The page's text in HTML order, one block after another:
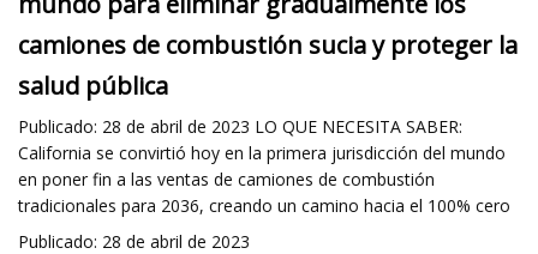
camiones de combustión sucia y proteger la
salud pública
Publicado: 28 de abril de 2023 LO QUE NECESITA SABER:
California se convirtió hoy en la primera jurisdicción del mundo
en poner fin a las ventas de camiones de combustión
tradicionales para 2036, creando un camino hacia el 100% cero
Publicado: 28 de abril de 2023